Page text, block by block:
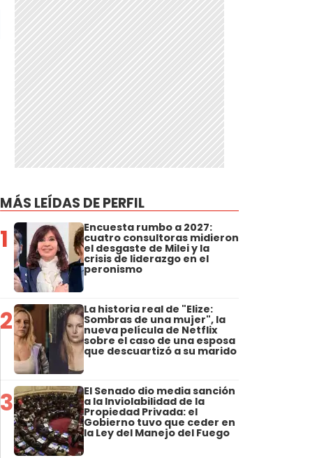
MÁS LEÍDAS DE PERFIL
1 Encuesta rumbo a 2027:
cuatro consultoras midieron
el desgaste de Milei y la
crisis de liderazgo en el
peronismo
2 La historia real de "Elize:
Sombras de una mujer", la
nueva película de Netflix
sobre el caso de una esposa
que descuartizó a su marido
3 El Senado dio media sanción
a la Inviolabilidad de la
Propiedad Privada: el
Gobierno tuvo que ceder en
la Ley del Manejo del Fuego